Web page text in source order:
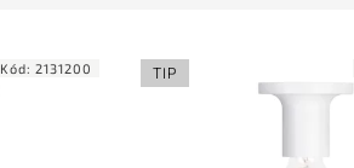
Kód:2131200 TIP